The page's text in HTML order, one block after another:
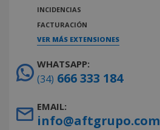
INCIDENCIAS
FACTURACIÓN
VER MÁS EXTENSIONES
WHATSAPP:
(34) 666 333 184
EMAIL:
info@aftgrupo.com